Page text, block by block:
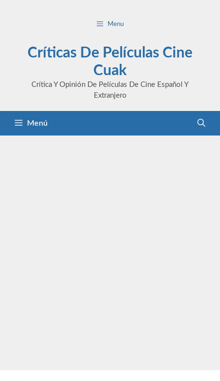
Menu
Críticas De Películas Cine
Cuak
Crítica Y Opinión De Películas De Cine Español Y
Extranjero
Menú